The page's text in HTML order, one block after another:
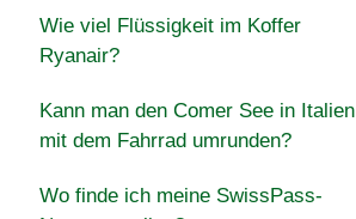
Wie viel Flüssigkeit im Koffer
Ryanair?
Kann man den Comer See in Italien
mit dem Fahrrad umrunden?
Wo finde ich meine SwissPass-